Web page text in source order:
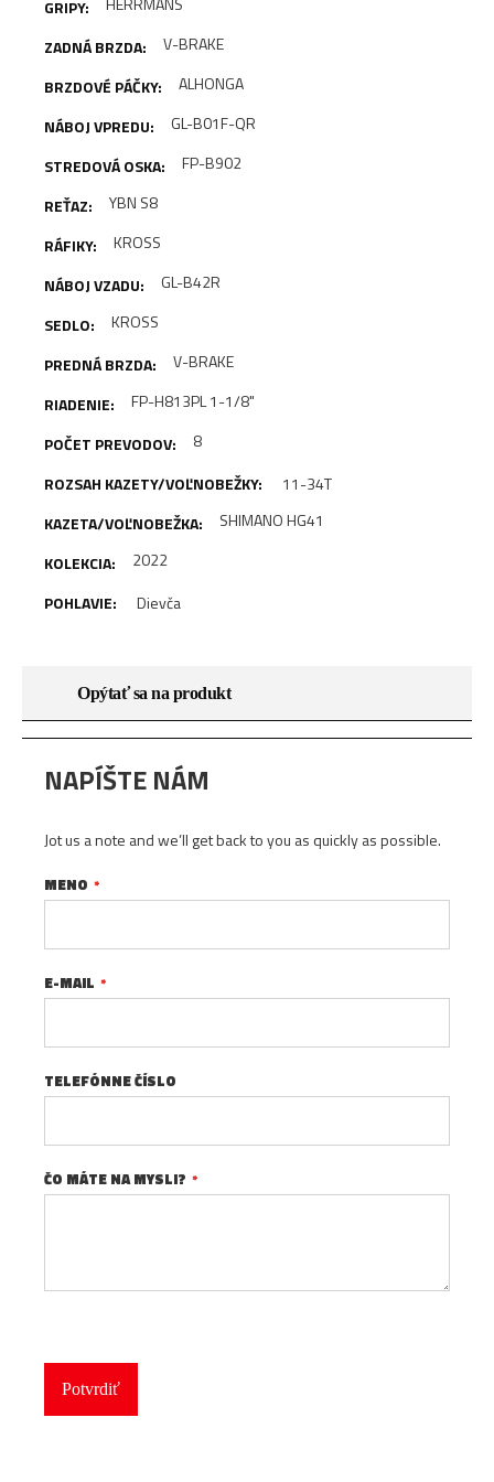
V-BRAKE
ALHONGA
GL-B01F-QR
FP-B902
YBN S8
KROSS
GL-B42R
KROSS
V-BRAKE
FP-H813PL 1-1/8"
8
11-34T
SHIMANO HG41
2022
Dievča
Opýtať sa na produkt
NAPÍŠTE NÁM
Jot us a note and we’ll get back to you as quickly as possible.
MENO
E-MAIL
TELEFÓNNE ČÍSLO
ČO MÁTE NA MYSLI?
Potvrdiť